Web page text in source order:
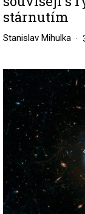
stárnutím
Stanislav Mihulka
Image